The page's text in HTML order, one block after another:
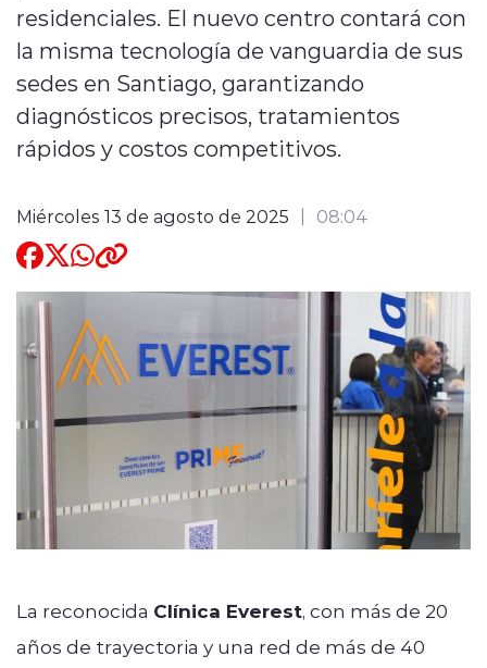
modo claro
residenciales. El nuevo centro contará con
la misma tecnología de vanguardia de sus
sedes en Santiago, garantizando
diagnósticos precisos, tratamientos
rápidos y costos competitivos.
Miércoles 13 de agosto de 2025 08:04
La reconocida Clínica Everest, con más de 20
años de trayectoria y una red de más de 40